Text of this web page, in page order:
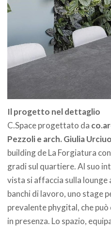
Il progetto nel dettaglio
C.Space progettato da
Pezzoli e arch. Giulia
building de La Forgiatura
gradi sul quartiere. Al suo
vista si affaccia sulla
banchi di lavoro, uno stage
prevalente phygital, che
in presenza. Lo spazio,